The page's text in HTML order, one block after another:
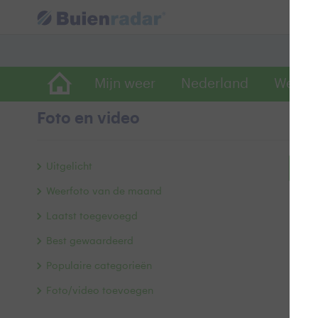
Mijn weer Nederland
Foto en video
Alle
Uitgelicht
Weerfoto van de maand
Laatst toegevoegd
Best gewaardeerd
Populaire categorieën
Foto/video toevoegen